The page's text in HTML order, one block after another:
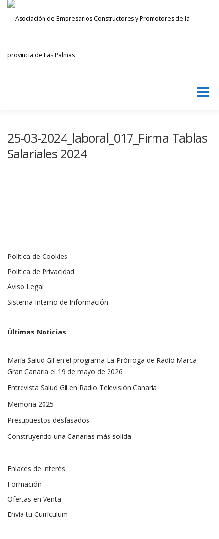
Saltar
Menú
25-03-2024_laboral_017_Firma Tablas
Salariales 2024
Política de Cookies
Política de Privacidad
Aviso Legal
Sistema Interno de Información
Últimas Noticias
María Salud Gil en el programa La Prórroga de Radio Marca
Gran Canaria el 19 de mayo de 2026
Entrevista Salud Gil en Radio Televisión Canaria
Memoria 2025
Presupuestos desfasados
Construyendo una Canarias más solida
Enlaces de Interés
Formación
Ofertas en Venta
Envía tu Currículum